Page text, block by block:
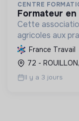
CENTRE
formateur
Cette
agricoles aux
CAPA au BTSA,
agroécologique.
France Travail
72 -
Il y a 3 jours